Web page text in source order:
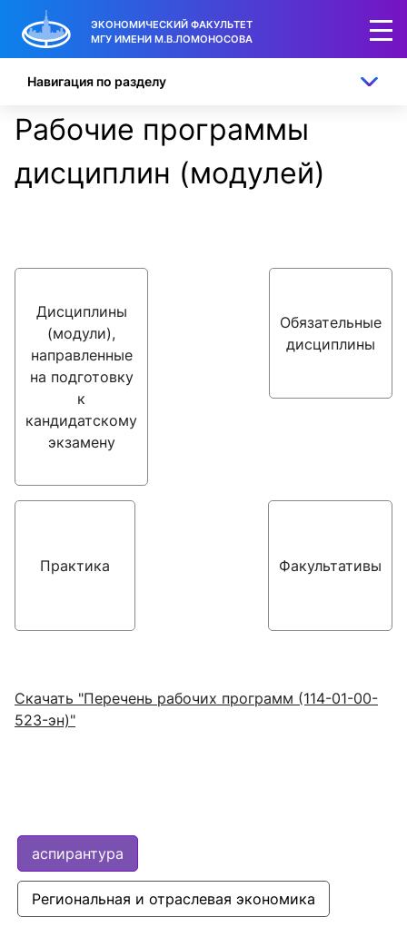
ЭКОНОМИЧЕСКИЙ ФАКУЛЬТЕТ
МГУ ИМЕНИ М.В.ЛОМОНОСОВА
Рабочие программы
дисциплин (модулей)
Навигация по разделу
Дисциплины
(модули),
направленные
на подготовку
к
кандидатскому
экзамену
Обязательные
дисциплины
Практика Факультативы
Скачать "Перечень рабочих программ (114-01-00-
523-эн)"
аспирантура
Региональная и отраслевая экономика